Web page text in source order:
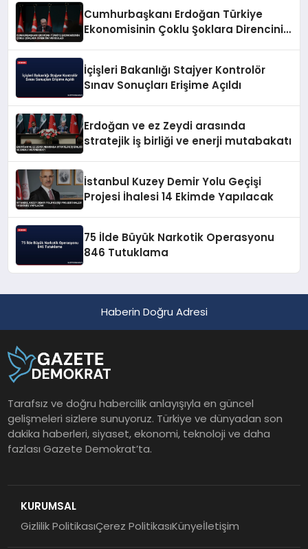
Cumhurbaşkanı Erdoğan Türkiye
Ekonomisinin Çoklu Şoklara Direncini
İçişleri Bakanlığı Stajyer Kontrolör
Sınav Sonuçları Erişime Açıldı
Erdoğan ve ez Zeydi arasında
stratejik iş birliği ve enerji mutabakatı
İstanbul Kuzey Demir Yolu Geçişi
Projesi İhalesi 14 Ekimde Yapılacak
75 İlde Büyük Narkotik Operasyonu
846 Tutuklama
Haberin Doğru Adresi
Tarafsız ve doğru habercilik anlayışıyla en güncel
gelişmeleri sizlere sunuyoruz. Türkiye ve dünyadan son
dakika haberleri, siyaset, ekonomi, teknoloji ve daha
fazlası Gazete Demokrat’ta.
KURUMSAL
Gizlilik PolitikasıÇerez PolitikasıKünyeİletişim